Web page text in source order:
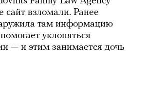
сайт взломали. Ранее
там информацию
уклоняться
— и этим занимается дочь